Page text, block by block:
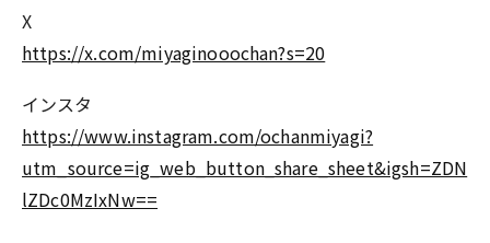
X
https://x.com/miyaginooochan?s=20
インスタ
https://www.instagram.com/ochanmiyagi?
utm_source=ig_web_button_share_sheet&igsh=ZDN
lZDc0MzIxNw==